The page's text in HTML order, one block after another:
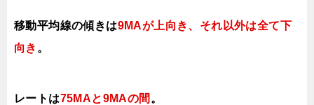
移動平均線の傾きは9MAが上向き、それ以外は全て下
向き 。
レートは75MAと9MAの間 。